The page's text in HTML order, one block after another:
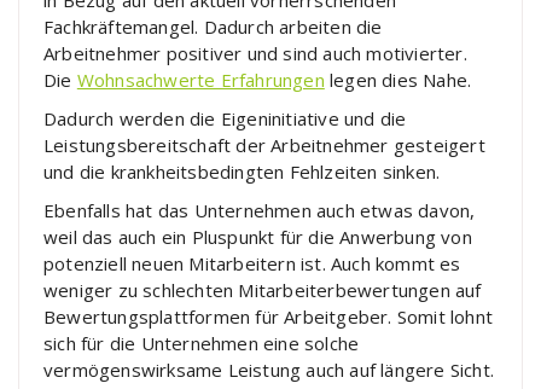
Fachkräftemangel. Dadurch arbeiten die
Arbeitnehmer positiver und sind auch motivierter.
Die Wohnsachwerte Erfahrungen legen dies Nahe.
Dadurch werden die Eigeninitiative und die
Leistungsbereitschaft der Arbeitnehmer gesteigert
und die krankheitsbedingten Fehlzeiten sinken.
Ebenfalls hat das Unternehmen auch etwas davon,
weil das auch ein Pluspunkt für die Anwerbung von
potenziell neuen Mitarbeitern ist. Auch kommt es
weniger zu schlechten Mitarbeiterbewertungen auf
Bewertungsplattformen für Arbeitgeber. Somit lohnt
sich für die Unternehmen eine solche
vermögenswirksame Leistung auch auf längere Sicht.